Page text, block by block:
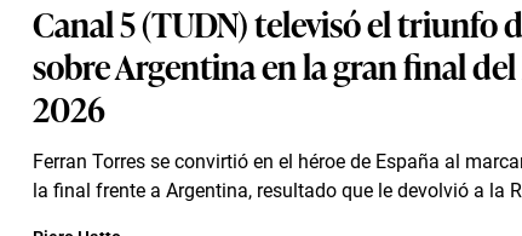
Canal 5 (TUDN) televisó el triunfo
sobre Argentina en la gran final
2026
Ferran Torres se convirtió en el héroe de España al
la final frente a Argentina, resultado que le devolvió a la